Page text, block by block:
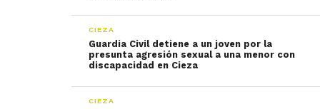
CIEZA
Guardia Civil detiene a un joven por la
presunta agresión sexual a una menor con
discapacidad en Cieza
CIEZA